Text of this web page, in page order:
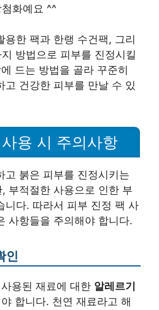
화예요 ^^
용한 팩과 한랭 수건팩, 그리
방법으로 피부를 진정시킬
드는 방법을 골라 꾸준히
고 건강한 피부를 만날 수 있
용 시 주의사항
고 붉은 피부를 진정시키는
부적절한 사용으로 인한 부
니다. 따라서 피부 진정 팩 사
사항들을 주의해야 합니다.
인
용된 재료에 대한 알레르기
합니다. 천연 재료라고 해